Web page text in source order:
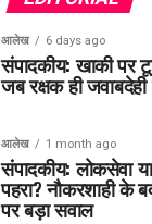
आलेख 6 days ago
संपादकीय: खाकी पर
जब रक्षक ही
आलेख 1 month ago
संपादकीय: लोकसेवा
पहरा? नौकरशाही के
पर बड़ा सवाल